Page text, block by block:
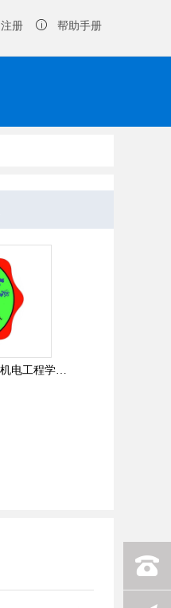
注册 帮助手册